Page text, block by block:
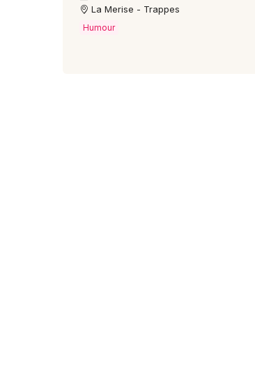
La Merise - Trappes
Humour